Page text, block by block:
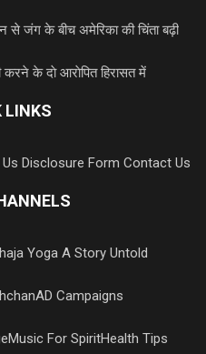
से जंग के बीच अमेरिका की चिंता बढ़ी
करने के दाे आराेपित हिरासत में
LINKS
Disclosure Form Contact Us
Yoga A Story Untold
AD Campaigns
Music For SpiritHealth Tips